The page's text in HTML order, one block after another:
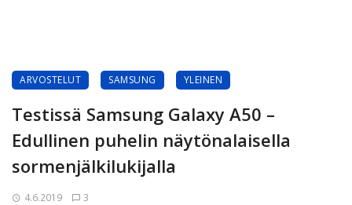
ARVOSTELUT SAMSUNG YLEINEN
Testissä Samsung Galaxy A50 –
Edullinen puhelin näytönalaisella
sormenjälkilukijalla
4.6.2019 3